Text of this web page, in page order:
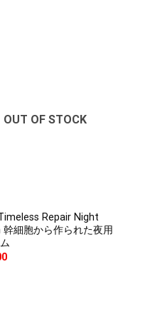
OUT OF STOCK
Repair Night
幹細胞から作られた夜用